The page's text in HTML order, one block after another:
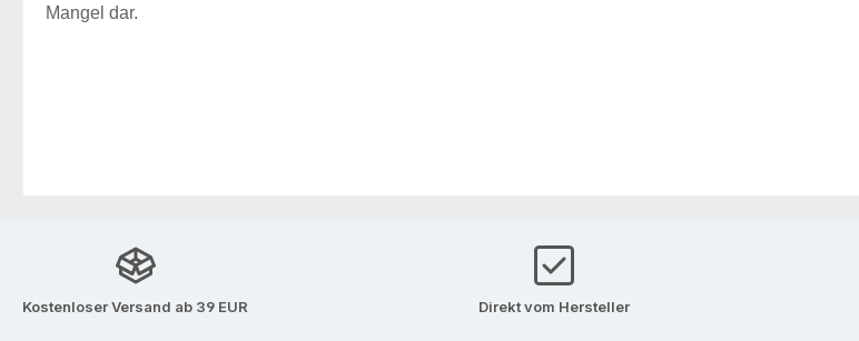
Mangel dar.
Kostenloser Versand ab 39 EUR Direkt vom Hersteller